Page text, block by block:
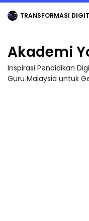
TRANSFORMASI DIGITAL GURU SIRI 7 :
Akademi
Inspirasi Pendidikan
Guru Malaysia untuk